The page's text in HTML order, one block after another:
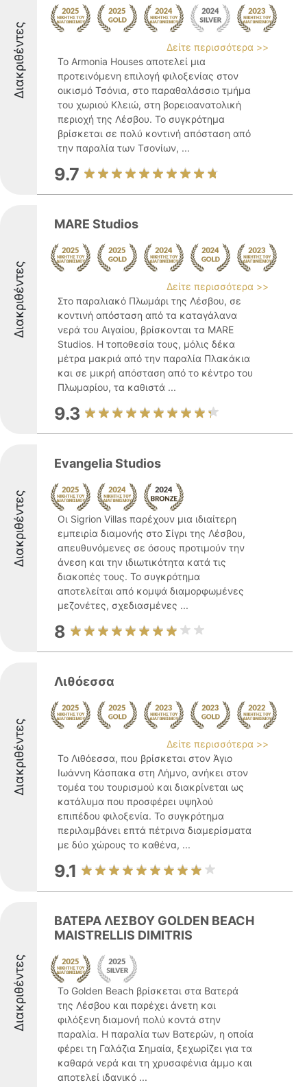
Διακριθέντες
Δείτε περισσότερα >>
Το Armonia Houses αποτελεί μια
προτεινόμενη επιλογή φιλοξενίας στον
οικισμό Τσόνια, στο παραθαλάσσιο τμήμα
του χωριού Κλειώ, στη βορειοανατολική
περιοχή της Λέσβου. Το συγκρότημα
βρίσκεται σε πολύ κοντινή απόσταση από
την παραλία των Τσονίων, ...
9.7
Διακριθέντες
MARE Studios
Δείτε περισσότερα >>
Στο παραλιακό Πλωμάρι της Λέσβου, σε
κοντινή απόσταση από τα καταγάλανα
νερά του Αιγαίου, βρίσκονται τα MARE
Studios. Η τοποθεσία τους, μόλις δέκα
μέτρα μακριά από την παραλία Πλακάκια
και σε μικρή απόσταση από το κέντρο του
Πλωμαρίου, τα καθιστά ...
9.3
Διακριθέντες
Evangelia Studios
Οι Sigrion Villas παρέχουν μια ιδιαίτερη
εμπειρία διαμονής στο Σίγρι της Λέσβου,
απευθυνόμενες σε όσους προτιμούν την
άνεση και την ιδιωτικότητα κατά τις
διακοπές τους. Το συγκρότημα
αποτελείται από κομψά διαμορφωμένες
μεζονέτες, σχεδιασμένες ...
8
Διακριθέντες
Λιθόεσσα
Δείτε περισσότερα >>
Το Λιθόεσσα, που βρίσκεται στον Άγιο
Ιωάννη Κάσπακα στη Λήμνο, ανήκει στον
τομέα του τουρισμού και διακρίνεται ως
κατάλυμα που προσφέρει υψηλού
επιπέδου φιλοξενία. Το συγκρότημα
περιλαμβάνει επτά πέτρινα διαμερίσματα
με δύο χώρους το καθένα, ...
9.1
Διακριθέντες
ΒΑΤΕΡΑ ΛΕΣΒΟΥ GOLDEN BEACH
MAISTRELLIS DIMITRIS
Το Golden Beach βρίσκεται στα Βατερά
της Λέσβου και παρέχει άνετη και
φιλόξενη διαμονή πολύ κοντά στην
παραλία. Η παραλία των Βατερών, η οποία
φέρει τη Γαλάζια Σημαία, ξεχωρίζει για τα
καθαρά νερά και τη χρυσαφένια άμμο και
αποτελεί ιδανικό ...